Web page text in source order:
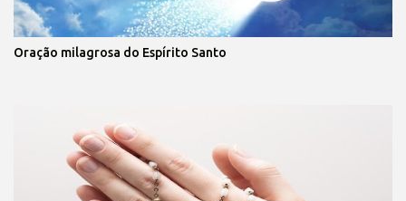
Oração milagrosa do Espírito Santo